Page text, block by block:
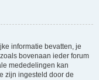
informatie bevatten, je
bovenaan ieder forum
mededelingen kan
zijn ingesteld door de